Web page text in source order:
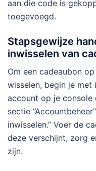
aan die code is
toegevoegd.
Stapsgewijze
inwisselen van
Om een cadeaubon
wisselen, begin je
account op je console
sectie
inwisselen.” Voer de
deze verschijnt, zorg
zijn.